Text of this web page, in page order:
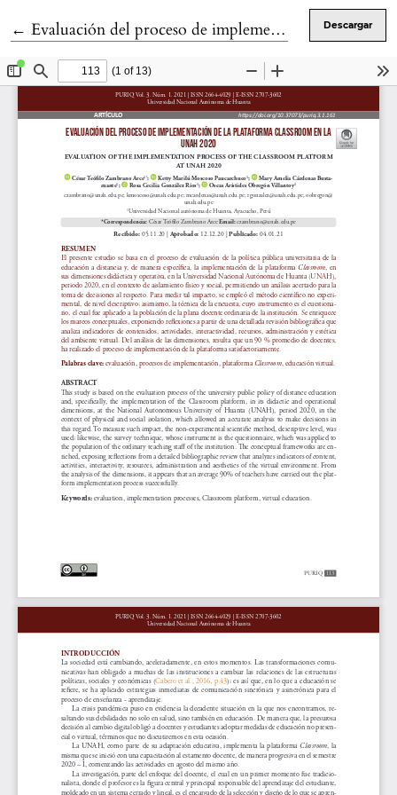
← Volver a los detalles del artículo
Evaluación del proceso de implementación de la plataforma classroom en la UNAH 2020 Descargar